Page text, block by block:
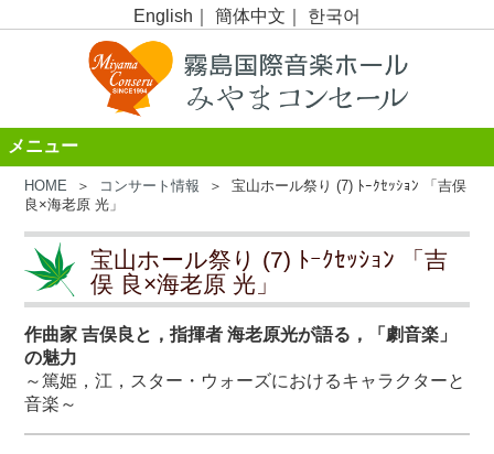
English 簡体中文 한국어
メニュー
HOME ＞ コンサート情報 ＞ 宝山ホール祭り (7) ﾄｰｸｾｯｼｮﾝ 「吉俣
良×海老原 光」
宝山ホール祭り (7) ﾄｰｸｾｯｼｮﾝ 「吉
俣 良×海老原 光」
作曲家 吉俣良と，指揮者 海老原光が語る，「劇音楽」
の魅力
～篤姫，江，スター・ウォーズにおけるキャラクターと
音楽～